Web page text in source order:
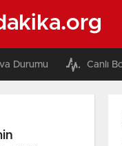
Durumu Canlı